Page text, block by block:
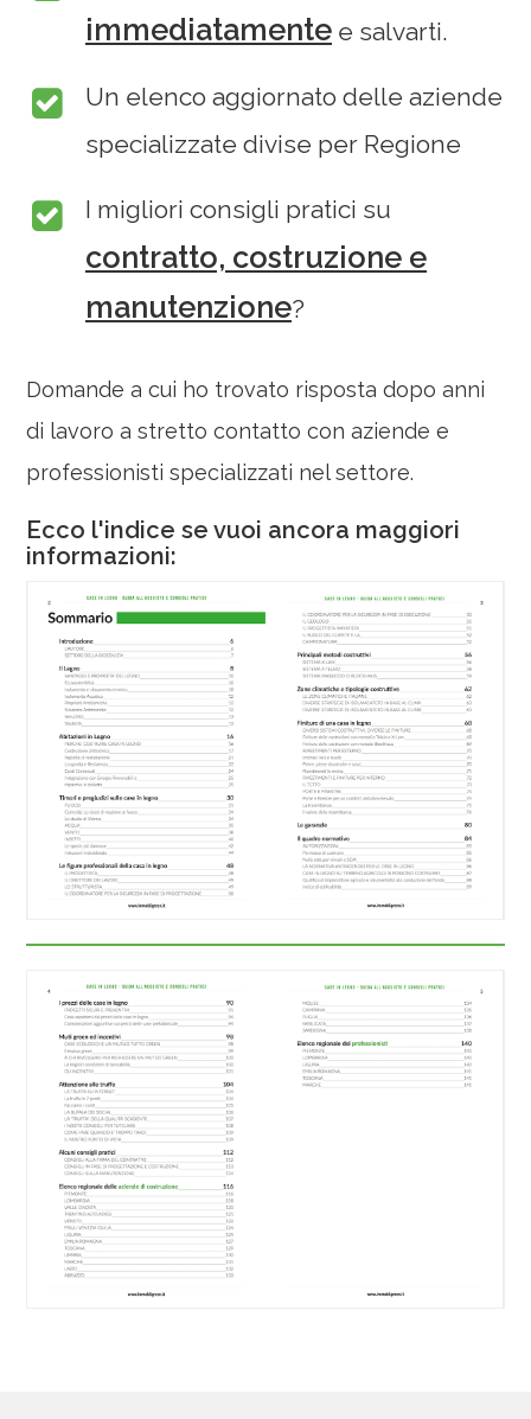
immediatamente e salvarti.
Un elenco aggiornato delle aziende
specializzate divise per Regione
I migliori consigli pratici su
contratto, costruzione e
manutenzione?
Domande a cui ho trovato risposta dopo anni
di lavoro a stretto contatto con aziende e
professionisti specializzati nel settore.
Ecco l'indice se vuoi ancora maggiori
informazioni: